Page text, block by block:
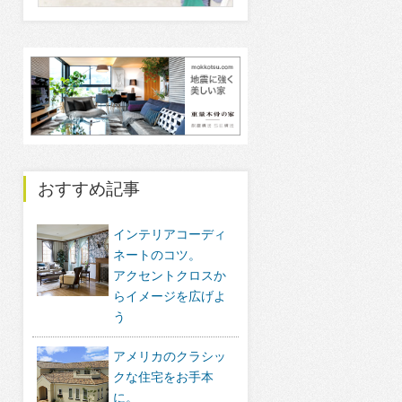
おすすめ記事
インテリアコーディ
ネートのコツ。
アクセントクロスか
らイメージを広げよ
う
アメリカのクラシッ
クな住宅をお手本
に。